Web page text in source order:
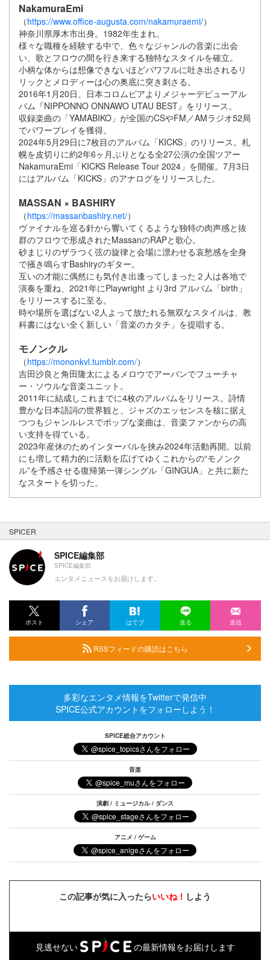
NakamuraEmi
（https://www.office-augusta.com/nakamuraemi/）
神奈川県厚木市出身。1982年生まれ。
様々な職種を経験する中で、色々なジャンルの音楽に出会
い、歌とフロウの間を行き来する独特なスタイルを確立。
小柄な体からは想像できないほどパワフルに吐き出されるリ
リックとメロディーは心の奥底に突き刺さる。
2016年1月20日、日本コロムビアよりメジャーデビューアル
バム『NIPPONNO ONNAWO UTAU BEST』をリリース。
収録楽曲の「YAMABIKO」が全国のCSやFM／AMラジオ52局
でパワープレイを獲得。
2024年5月29日に7枚目のアルバム「KICKS」のリリース。札
幌を皮切りに約2年6ヶ月ぶりとなる全27公演の全国ツアー
NakamuraEmi「KICKS Release Tour 2024」を開催。7月3日
にはアルバム「KICKS」のアナログをリリースした。
MASSAN × BASHIRY
（https://massanbashiry.net/）
ヴァイナルを巡る針から響いてくるような独特の肉声感と抜
群のフロウで形成されたMassanのRAPと歌心。
砂まじりのザラつく弦の旋律と会場に漂わせる哀愁感を全身
で掻き鳴らすBashiryのギター。
互いの才能に偶然にも気付き出逢ってしまった２人は各地で
演奏を重ね、2021年にPlaywright より3rd アルバム「birth」
をリリースするに至る。
時や場所を選ばない2人よって放たれる無双なスタイルは、教
科書にはない全く新しい「音楽のカタチ」を提唱する。
モノンクル
（https://mononkvl.tumblr.com/）
吉田沙良と角田隆太によるメロウでアーバンでフューチャ
ー・ソウルな音楽ユニット。
2011年に結成しこれまでに4枚のアルバムをリリース。詩情
豊かな日本語詞の世界観と、ジャズのエッセンスを核に据え
つつもジャンルレスでポップな楽曲は、音楽ファンからの高
い支持を得ている。
2023年産休のためインターバルを挟み2024年活動再開。以前
にも増して精力的に活動を広げてゆくこれからの“モノンク
ル”を予感させる復帰第一弾シングル「GINGUA」と共に新た
なスタートを切った。
SPICER
SPICE編集部
SPICE編集部
エンタメニュースをお届けします。
ポスト シェア はてブ 送る 送信
RSSフィードの購読はこちら
多彩なエンタメ情報をTwitterで発信中
SPICE公式アカウントをフォローしよう！
SPICE総合アカウント
音楽
演劇 / ミュージカル / ダンス
アニメ / ゲーム
この記事が気に入ったらいいね！ しよう
見逃せない の最新情報をお届けします